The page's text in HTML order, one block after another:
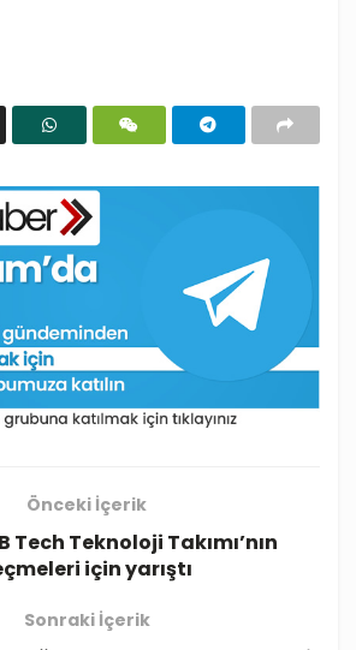
Önceki İçerik
Tech Teknoloji Takımı’nın
için yarıştı
Sonraki İçerik